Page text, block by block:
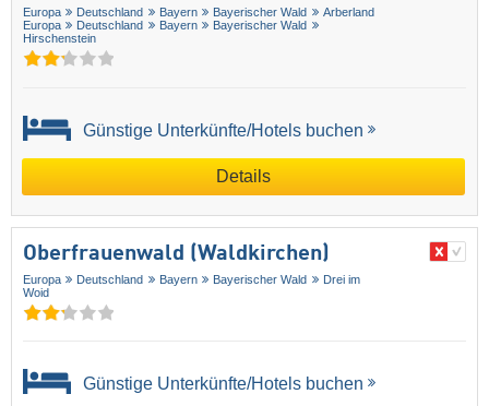
Europa Deutschland Bayern Bayerischer Wald
Arberland
Europa
Deutschland Bayern
Bayerischer Wald
Hirschenstein
Günstige Unterkünfte/Hotels buchen
Details
Oberfrauenwald (Waldkirchen)
Europa Deutschland Bayern Bayerischer Wald
Drei im
Woid
Günstige Unterkünfte/Hotels buchen